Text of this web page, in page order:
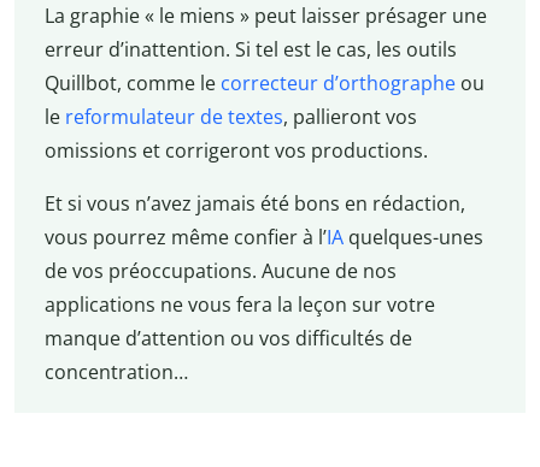
La graphie « le miens » peut laisser présager une
erreur d’inattention. Si tel est le cas, les outils
Quillbot, comme le correcteur d’orthographeou
le reformulateur de textes, pallieront vos
omissions et corrigeront vos productions.
Et si vous n’avez jamais été bons en rédaction,
vous pourrez même confier à l’IAquelques-unes
de vos préoccupations. Aucune de nos
applications ne vous fera la leçon sur votre
manque d’attention ou vos difficultés de
concentration…